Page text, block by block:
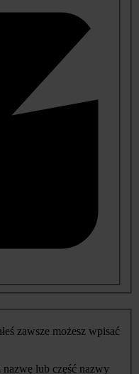
zawsze możesz wpisać
nazwę lub część nazwy